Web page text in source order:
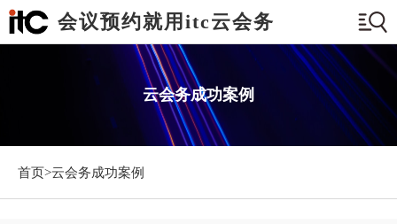
会议预约就用itc云会务
云会务成功案例
首页>云会务成功案例